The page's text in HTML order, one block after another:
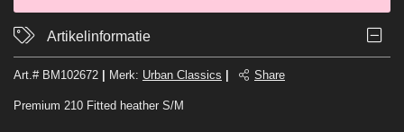
Artikelinformatie
Art.# BM102672 Merk: Urban Classics Share
Premium 210 Fitted heather S/M